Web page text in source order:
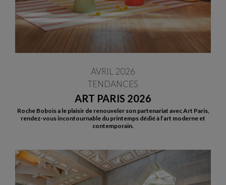
ART PARIS 2026
AVRIL 2026
TENDANCES
Roche Bobois a le plaisir de renouveler son partenariat avec Art Paris,
rendez-vous incontournable du printemps dédié à l’art moderne et
contemporain.